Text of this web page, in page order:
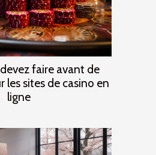
faire avant de
les sites de casino en
ligne